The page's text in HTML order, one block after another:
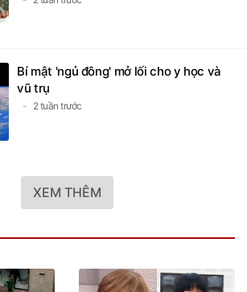
Bí mật 'ngủ đông' mở lối cho y học và
vũ trụ
2 tuần trước
XEM THÊM